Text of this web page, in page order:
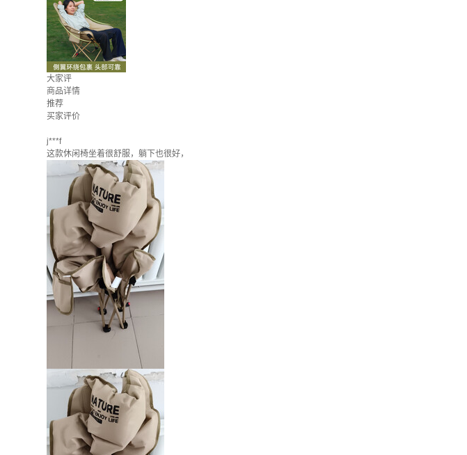
大家评
商品详情
推荐
买家评价
j***f
这款休闲椅坐着很舒服，躺下也很好，